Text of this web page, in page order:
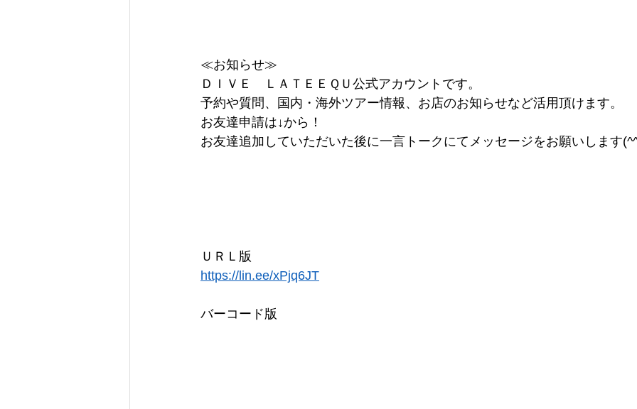
≪お知らせ≫
ＤＩＶＥ　ＬＡＴＥＥＱＵ公式アカウントです。
予約や質問、国内・海外ツアー情報、お店のお知らせなど活用頂けます。
お友達申請は↓から！
お友達追加していただいた後に一言トークにてメッセージをお願いします
ＵＲＬ版
https://lin.ee/xPjq6JT
バーコード版